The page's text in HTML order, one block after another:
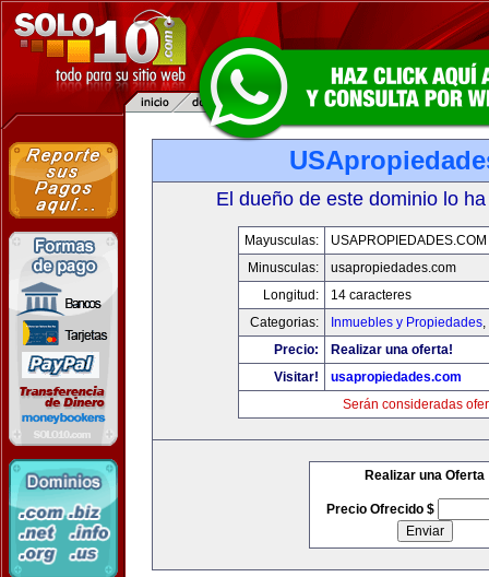
El dueño de este dominio lo
Mayusculas:
USAPROPIEDADES.COM
Minusculas:
usapropiedades.com
Longitud:
14 caracteres
Categorias:
Inmuebles y Propiedades,
Precio:
Realizar una oferta!
Visitar!
usapropiedades.com
Serán consideradas
Realizar una Oferta
Precio Ofrecido $